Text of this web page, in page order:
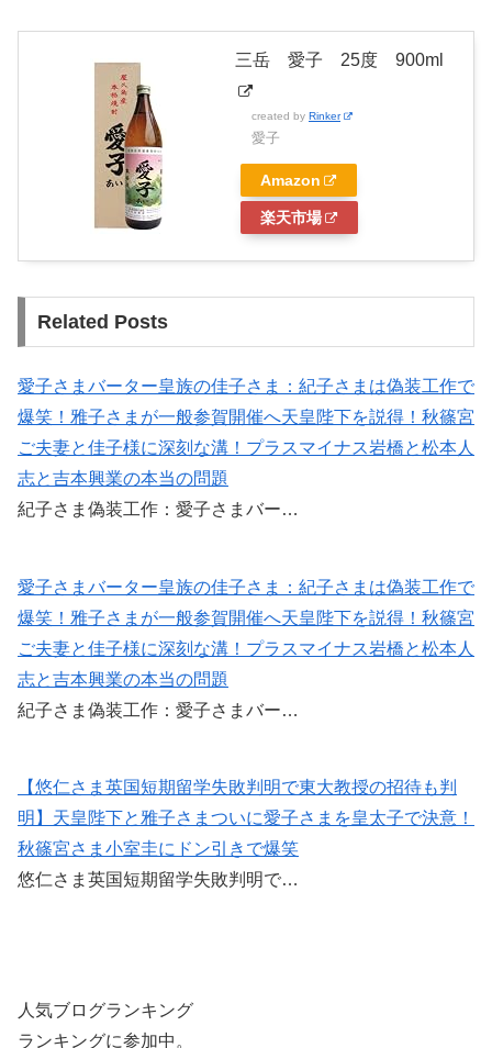
三岳 愛子 25度 900ml
created by Rinker
愛子
Amazon
楽天市場
Related Posts
愛子さまバーター皇族の佳子さま：紀子さまは偽装工作で
爆笑！雅子さまが一般参賀開催へ天皇陛下を説得！秋篠宮
ご夫妻と佳子様に深刻な溝！プラスマイナス岩橋と松本人
志と吉本興業の本当の問題
紀子さま偽装工作：愛子さまバー…
愛子さまバーター皇族の佳子さま：紀子さまは偽装工作で
爆笑！雅子さまが一般参賀開催へ天皇陛下を説得！秋篠宮
ご夫妻と佳子様に深刻な溝！プラスマイナス岩橋と松本人
志と吉本興業の本当の問題
紀子さま偽装工作：愛子さまバー…
【悠仁さま英国短期留学失敗判明で東大教授の招待も判
明】天皇陛下と雅子さまついに愛子さまを皇太子で決意！
秋篠宮さま小室圭にドン引きで爆笑
悠仁さま英国短期留学失敗判明で…
人気ブログランキング
ランキングに参加中。